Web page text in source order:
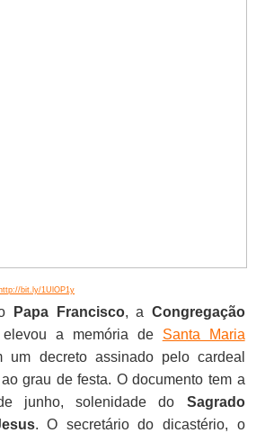
http://bit.ly/1UlOP1y
Papa Francisco, a Congregação
elevou a memória de Santa Maria
um decreto assinado pelo cardeal
grau de festa. O documento tem a
junho, solenidade do Sagrado
. O secretário do dicastério, o